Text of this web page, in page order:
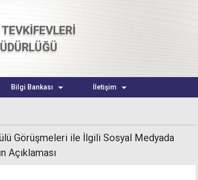
Bilgi Bankası İletişim
Görüşmeleri ile İlgili Sosyal Medyada
Açıklaması